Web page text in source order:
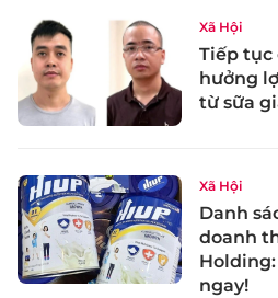
Xã Hội
Tiếp tục
hưởng
từ sữa
Xã Hội
Danh
doanh
ngay!